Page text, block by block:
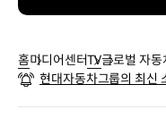
홈미디어센터TV글로벌 자동
동차 법규인
현대자동차그룹의 최신